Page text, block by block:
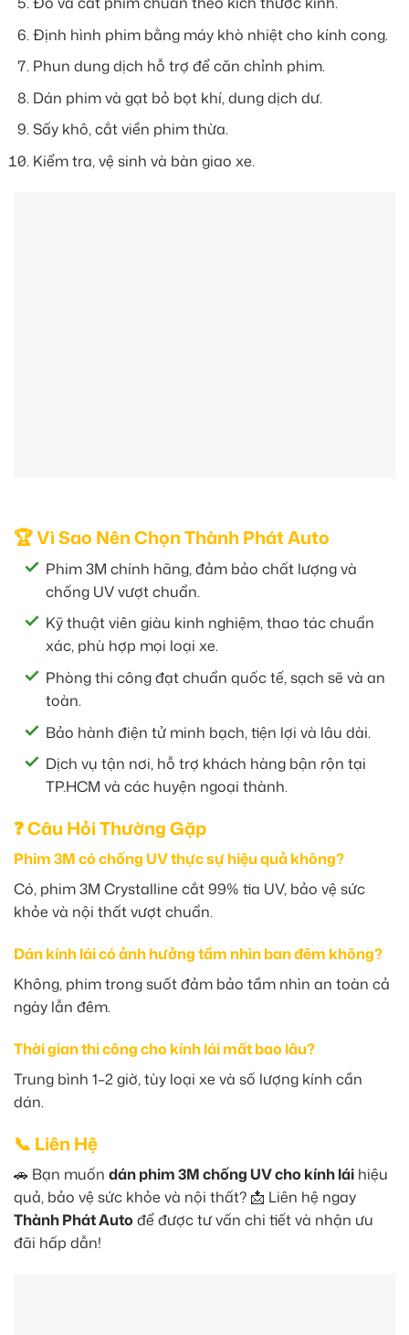
Định hình phim bằng máy khò nhiệt cho kính cong.
Phun dung dịch hỗ trợ để căn chỉnh phim.
Dán phim và gạt bỏ bọt khí, dung dịch dư.
Sấy khô, cắt viền phim thừa.
Kiểm tra, vệ sinh và bàn giao xe.
🏆 Vì Sao Nên Chọn Thành Phát Auto
Phim 3M chính hãng, đảm bảo chất lượng và
chống UV vượt chuẩn.
Kỹ thuật viên giàu kinh nghiệm, thao tác chuẩn
xác, phù hợp mọi loại xe.
Phòng thi công đạt chuẩn quốc tế, sạch sẽ và an
toàn.
Bảo hành điện tử minh bạch, tiện lợi và lâu dài.
Dịch vụ tận nơi, hỗ trợ khách hàng bận rộn tại
TP.HCM và các huyện ngoại thành.
❓ Câu Hỏi Thường Gặp
Phim 3M có chống UV thực sự hiệu quả không?
Có, phim 3M Crystalline cắt 99% tia UV, bảo vệ sức
khỏe và nội thất vượt chuẩn.
Dán kính lái có ảnh hưởng tầm nhìn ban đêm không?
Không, phim trong suốt đảm bảo tầm nhìn an toàn cả
ngày lẫn đêm.
Thời gian thi công cho kính lái mất bao lâu?
Trung bình 1–2 giờ, tùy loại xe và số lượng kính cần
dán.
📞 Liên Hệ
🚗 Bạn muốn dán phim 3M chống UV cho kính lái hiệu
quả, bảo vệ sức khỏe và nội thất? 📩 Liên hệ ngay
Thành Phát Auto để được tư vấn chi tiết và nhận ưu
đãi hấp dẫn!